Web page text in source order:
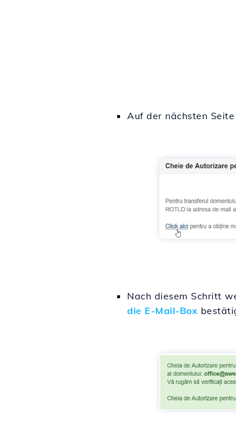
Auf der nächsten
Nach diesem Schritt
die E-Mail-Box